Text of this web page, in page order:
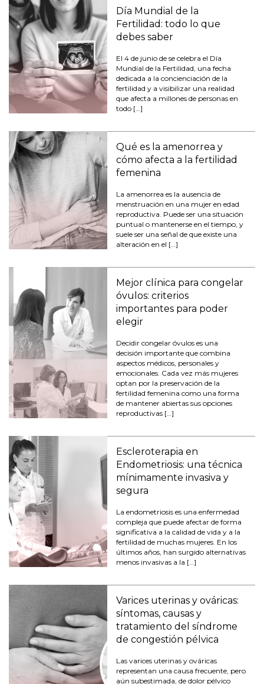
Día Mundial de la
Fertilidad: todo lo que
debes saber
El 4 de junio de se celebra el Día
Mundial de la Fertilidad, una fecha
dedicada a la concienciación de la
fertilidad y a visibilizar una realidad
que afecta a millones de personas en
todo […]
Qué es la amenorrea y
cómo afecta a la fertilidad
femenina
La amenorrea es la ausencia de
menstruación en una mujer en edad
reproductiva. Puede ser una situación
puntual o mantenerse en el tiempo, y
suele ser una señal de que existe una
alteración en el […]
Mejor clínica para congelar
óvulos: criterios
importantes para poder
elegir
Decidir congelar óvulos es una
decisión importante que combina
aspectos médicos, personales y
emocionales. Cada vez más mujeres
optan por la preservación de la
fertilidad femenina como una forma
de mantener abiertas sus opciones
reproductivas […]
Escleroterapia en
Endometriosis: una técnica
mínimamente invasiva y
segura
La endometriosis es una enfermedad
compleja que puede afectar de forma
significativa a la calidad de vida y a la
fertilidad de muchas mujeres. En los
últimos años, han surgido alternativas
menos invasivas a la […]
Varices uterinas y ováricas:
síntomas, causas y
tratamiento del síndrome
de congestión pélvica
Las varices uterinas y ováricas
representan una causa frecuente, pero
aún subestimada, de dolor pélvico